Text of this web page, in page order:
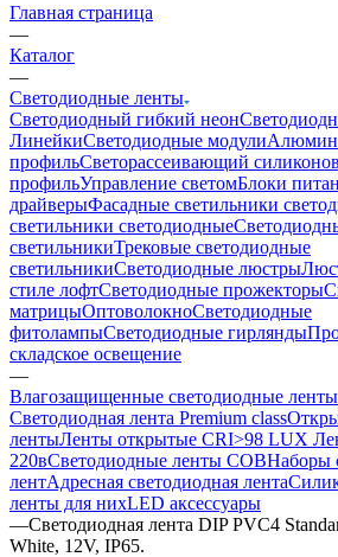
Главная страница
—
Каталог
—
Светодиодные ленты
Светодиодный гибкий неон
ЛинейкиСветодиодные модули
профильСветорассеивающий
профильУправление светомБлоки
драйверыФасадные светильники
светильники светодиодные
светильникиТрековые светодиодные
светильникиСветодиодные люстры
стиле лофтСветодиодные прожекторы
матрицыОптоволокноСветодиодные
фитолампыСветодиодные гирлянды
складское освещение
—
Влагозащищенные светодиодные ленты
Светодиодная лента Premium class
лентыЛенты открытые CRI>98 LUX
220вСветодиодные ленты COBНаборы
лентАдресная светодиодная лента
ленты для нихLED аксессуары
—Светодиодная лента DIP PVC4
White, 12V, IP65.